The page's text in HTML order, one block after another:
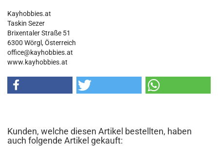
Kayhobbies.at
Taskin Sezer
Brixentaler Straße 51
6300 Wörgl, Österreich
office@kayhobbies.at
www.kayhobbies.at
Kunden, welche diesen Artikel bestellten, haben
auch folgende Artikel gekauft: